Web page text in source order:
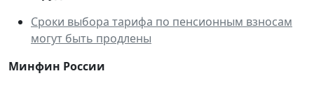
Cроки выбора тарифа по пенсионным взносам
могут быть продлены
Минфин России